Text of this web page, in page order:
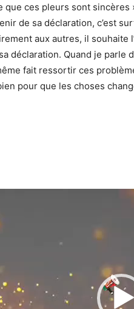
que ces pleurs sont sincères
de sa déclaration, c’est
aux autres, il souhaite
déclaration. Quand je
fait ressortir ces
pour que les choses